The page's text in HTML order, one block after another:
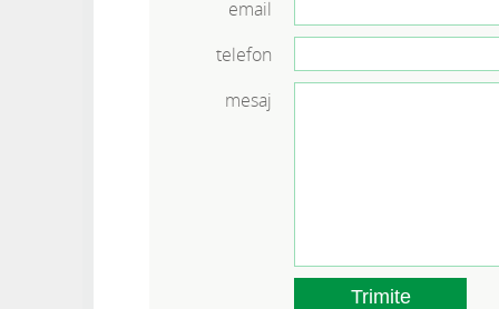
email
telefon
mesaj
Trimite